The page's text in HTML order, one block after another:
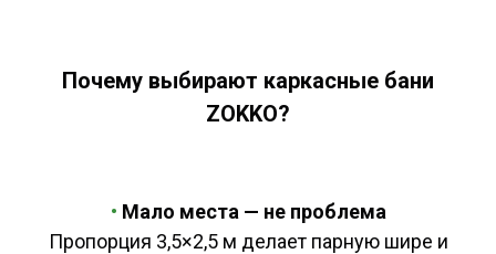
Почему выбирают каркасные бани
ZOKKO?
• Мало места — не проблема
Пропорция 3,5×2,5 м делает парную шире и